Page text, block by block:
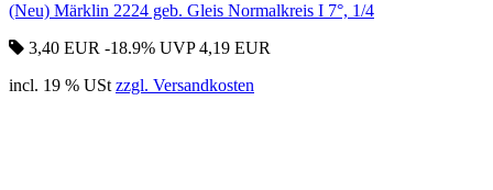
(Neu) Märklin 2224 geb. Gleis Normalkreis I 7°, 1/4
3,40 EUR -18.9% UVP 4,19 EUR
incl. 19 % USt zzgl. Versandkosten